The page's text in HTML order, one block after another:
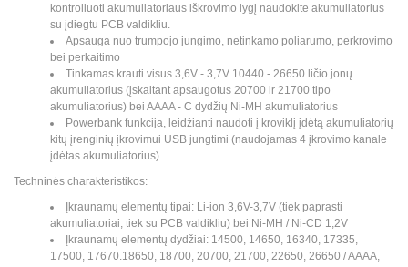
kontroliuoti akumuliatoriaus iškrovimo lygį naudokite akumuliatorius
su įdiegtu PCB valdikliu.
Apsauga nuo trumpojo jungimo, netinkamo poliarumo, perkrovimo
bei perkaitimo
Tinkamas krauti visus 3,6V - 3,7V 10440 - 26650 ličio jonų
akumuliatorius (įskaitant apsaugotus 20700 ir 21700 tipo
akumuliatorius) bei AAAA - C dydžių Ni-MH akumuliatorius
Powerbank funkcija, leidžianti naudoti į kroviklį įdėtą akumuliatorių
kitų įrenginių įkrovimui USB jungtimi (naudojamas 4 įkrovimo kanale
įdėtas akumuliatorius)
Techninės charakteristikos:
Įkraunamų elementų tipai: Li-ion 3,6V-3,7V (tiek paprasti
akumuliatoriai, tiek su PCB valdikliu) bei Ni-MH / Ni-CD 1,2V
Įkraunamų elementų dydžiai: 14500, 14650, 16340, 17335,
17500, 17670.18650, 18700, 20700, 21700, 22650, 26650 / AAAA,